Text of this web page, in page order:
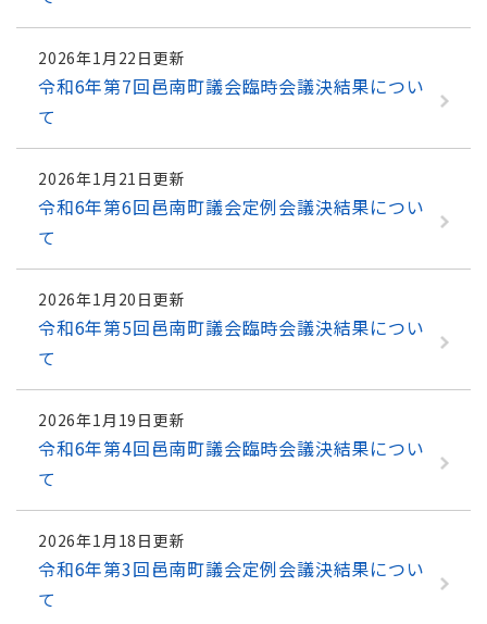
2026年1月22日更新
令和6年第7回邑南町議会臨時会議決結果につい
て
2026年1月21日更新
令和6年第6回邑南町議会定例会議決結果につい
て
2026年1月20日更新
令和6年第5回邑南町議会臨時会議決結果につい
て
2026年1月19日更新
令和6年第4回邑南町議会臨時会議決結果につい
て
2026年1月18日更新
令和6年第3回邑南町議会定例会議決結果につい
て